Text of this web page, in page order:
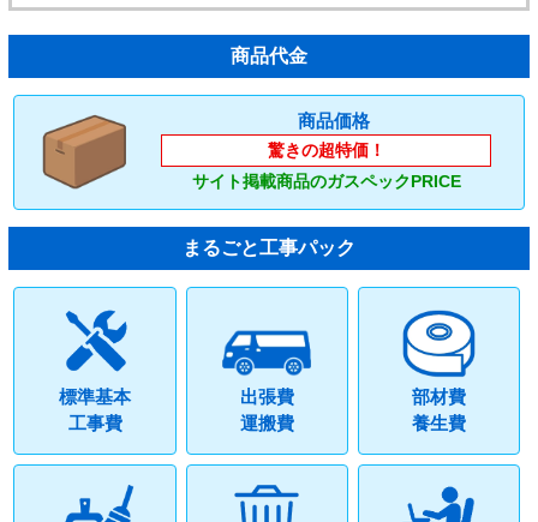
商品代金
商品価格
驚きの超特価！
サイト掲載商品のガスペックPRICE
まるごと工事パック
標準基本
工事費
出張費
運搬費
部材費
養生費